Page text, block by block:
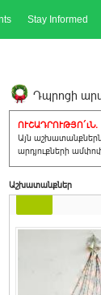
Stay Informed
Դպրոցի
ՈՒՇԱԴՐՈՒԹՅՈ´ւՆ.
Այն
արդյուքների
Աշխատանքներ